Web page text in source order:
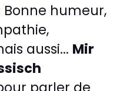
humeur,
aussi... Mir